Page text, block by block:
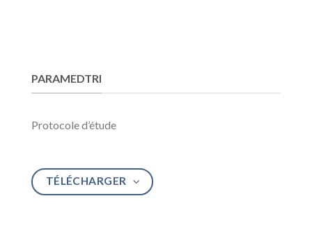
PARAMEDTRI
Protocole d’étude
TÉLÉCHARGER